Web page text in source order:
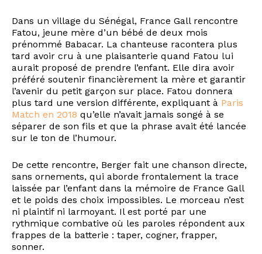
Dans un village du Sénégal, France Gall rencontre
Fatou, jeune mère d’un bébé de deux mois
prénommé Babacar. La chanteuse racontera plus
tard avoir cru à une plaisanterie quand Fatou lui
aurait proposé de prendre l’enfant. Elle dira avoir
préféré soutenir financièrement la mère et garantir
l’avenir du petit garçon sur place. Fatou donnera
plus tard une version différente, expliquant à Paris
Match en 2018 qu’elle n’avait jamais songé à se
séparer de son fils et que la phrase avait été lancée
sur le ton de l’humour.
De cette rencontre, Berger fait une chanson directe,
sans ornements, qui aborde frontalement la trace
laissée par l’enfant dans la mémoire de France Gall
et le poids des choix impossibles. Le morceau n’est
ni plaintif ni larmoyant. Il est porté par une
rythmique combative où les paroles répondent aux
frappes de la batterie : taper, cogner, frapper,
sonner.